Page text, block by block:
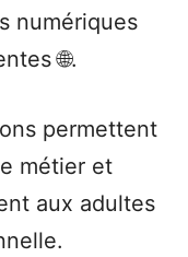
numériques
🌐.
permettent
métier et
aux adultes